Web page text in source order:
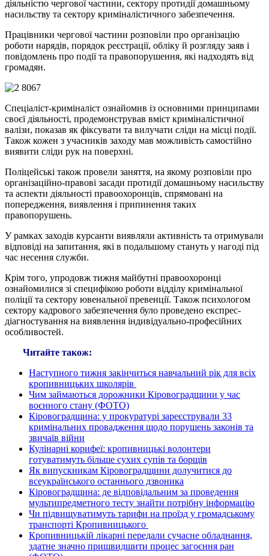
діяльністю чергової частини, сектору протидії домашньому
насильству та сектору криміналістичного забезпечення.
Працівники чергової частини розповіли про організацію
роботи нарядів, порядок реєстрації, обліку й розгляду заяв і
повідомлень про події та правопорушення, які надходять від
громадян.
Спеціаліст-криміналіст ознайомив із основними принципами
своєї діяльності, продемонстрував вміст криміналістичної
валізи, показав як фіксувати та вилучати сліди на місці події.
Також кожен з учасників заходу мав можливість самостійно
виявити сліди рук на поверхні.
Поліцейські також провели заняття, на якому розповіли про
організаційно-правові засади протидії домашньому насильству
та аспекти діяльності правоохоронців, спрямовані на
попередження, виявлення і припинення таких
правопорушень.
У рамках заходів курсанти виявляли активність та отримували
відповіді на запитання, які в подальшому стануть у нагоді під
час несення служби.
Крім того, упродовж тижня майбутні правоохоронці
ознайомилися зі специфікою роботи відділу кримінальної
поліції та сектору ювенальної превенції. Також психологом
сектору кадрового забезпечення було проведено експрес-
діагностування на виявлення індивідуально-професійних
особливостей.
Читайте також:
Наступного тижня закінчиться навчальний рік для всіх
кропивницьких школярів
Чим займаються дорожники Кіровоградщини у час
воєнного стану (ФОТО)
Кіровоградщина: у прокуратурі зареєстрували 33
кримінальних провадження щодо порушень законів та
звичаїв війни
Кулінарні корифеї: кропивницькі волонтери
готуватимуть більше сухих супів та борщів
Як випускникам Кіровоградщини долучитися до
всеукраїнського останнього дзвоника
Кіровоградщина: де відповідальним за проведення
мультипредметного тесту знайти потрібну інформацію
Чи підвищуватимуть тарифи на проїзд у громадському
транспорті Кропивницького
Кропивницькій лікарні передали сучасне обладнання,
здатне значно пришвидшити процес загоєння ран